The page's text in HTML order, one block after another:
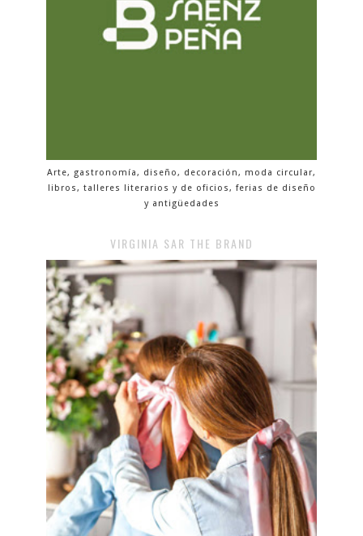
Arte, gastronomía, diseño, decoración, moda circular,
libros, talleres literarios y de oficios, ferias de diseño
y antigüedades
VIRGINIA SAR THE BRAND